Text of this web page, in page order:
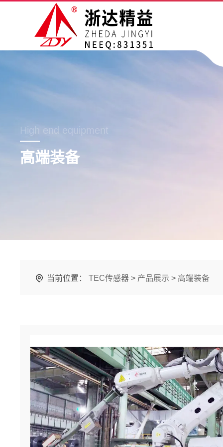
High end equipment
高端装备
当前位置： TEC传感器 > 产品展示 > 高端装备